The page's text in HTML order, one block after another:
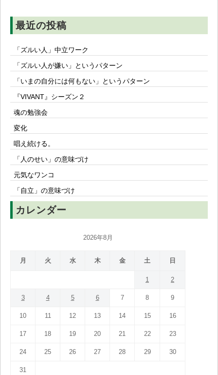
ン
最近の投稿
「ズルい人」中立ワーク
「ズルい人が嫌い」というパターン
「いまの自分には何もない」というパターン
『VIVANT』シーズン２
魂の勉強会
変化
唱え続ける。
「人のせい」の意味づけ
元気なワンコ
「自立」の意味づけ
カレンダー
2026年8月
月 火 水 木 金 土 日
1 2
3 4 5 6 7 8 9
10 11 12 13 14 15 16
17 18 19 20 21 22 23
24 25 26 27 28 29 30
31